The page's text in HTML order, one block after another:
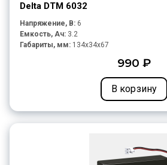
Delta DTM 6032
Напряжение, В: 6
Емкость, Ач: 3.2
Габариты, мм: 134x34x67
990 ₽
В корзину